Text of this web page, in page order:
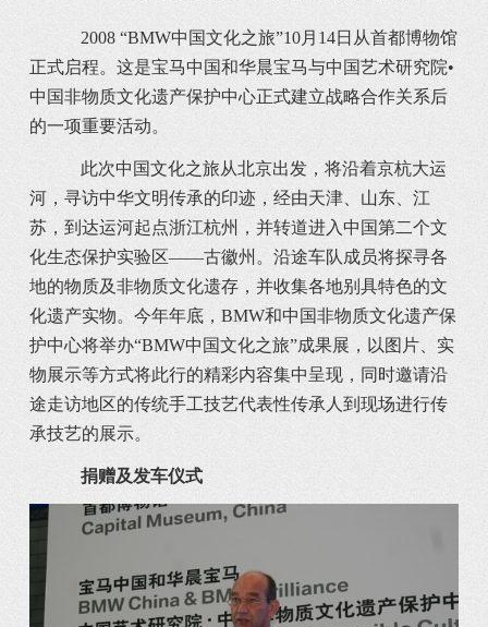
2008 “BMW中国文化之旅”10月14日从首都博物馆
正式启程。这是宝马中国和华晨宝马与中国艺术研究院•
中国非物质文化遗产保护中心正式建立战略合作关系后
的一项重要活动。
此次中国文化之旅从北京出发，将沿着京杭大运
河，寻访中华文明传承的印迹，经由天津、山东、江
苏，到达运河起点浙江杭州，并转道进入中国第二个文
化生态保护实验区——古徽州。沿途车队成员将探寻各
地的物质及非物质文化遗存，并收集各地别具特色的文
化遗产实物。今年年底，BMW和中国非物质文化遗产保
护中心将举办“BMW中国文化之旅”成果展，以图片、实
物展示等方式将此行的精彩内容集中呈现，同时邀请沿
途走访地区的传统手工技艺代表性传承人到现场进行传
承技艺的展示。
捐赠及发车仪式